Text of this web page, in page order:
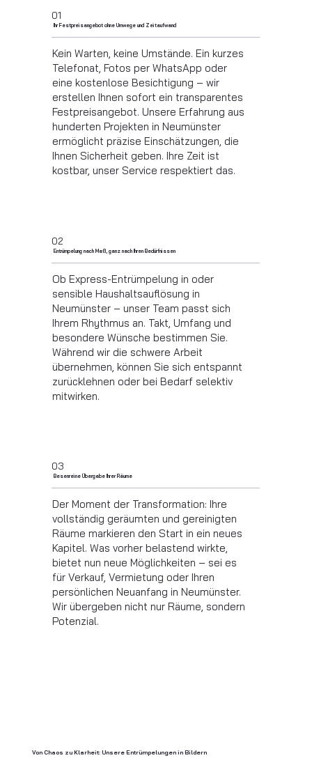
01
Ihr Festpreisangebot ohne Umwege und Zeitaufwand
Kein Warten, keine Umstände. Ein kurzes
Telefonat, Fotos per WhatsApp oder
eine kostenlose Besichtigung – wir
erstellen Ihnen sofort ein transparentes
Festpreisangebot. Unsere Erfahrung aus
hunderten Projekten in Neumünster
ermöglicht präzise Einschätzungen, die
Ihnen Sicherheit geben. Ihre Zeit ist
kostbar, unser Service respektiert das.
02
Entrümpelung nach Maß, ganz nach Ihren Bedürfnissen
Ob Express-Entrümpelung in oder
sensible Haushaltsauflösung in
Neumünster – unser Team passt sich
Ihrem Rhythmus an. Takt, Umfang und
besondere Wünsche bestimmen Sie.
Während wir die schwere Arbeit
übernehmen, können Sie sich entspannt
zurücklehnen oder bei Bedarf selektiv
mitwirken.
03
Besenreine Übergabe Ihrer Räume
Der Moment der Transformation: Ihre
vollständig geräumten und gereinigten
Räume markieren den Start in ein neues
Kapitel. Was vorher belastend wirkte,
bietet nun neue Möglichkeiten – sei es
für Verkauf, Vermietung oder Ihren
persönlichen Neuanfang in Neumünster.
Wir übergeben nicht nur Räume, sondern
Potenzial.
Von Chaos zu Klarheit: Unsere Entrümpelungen in Bildern